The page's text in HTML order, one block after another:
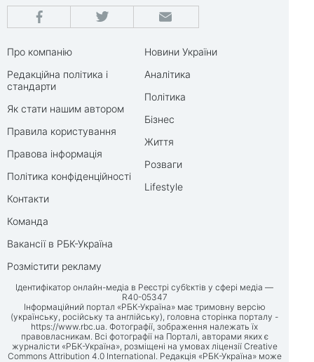
Про компанію
Редакційна політика і
стандарти
Як стати нашим автором
Правила користування
Правова інформація
Політика конфіденційності
Контакти
Команда
Вакансії в РБК-Україна
Розмістити рекламу
Новини України
Аналітика
Політика
Бізнес
Життя
Розваги
Lifestyle
Ідентифікатор онлайн-медіа в Реєстрі суб’єктів у сфері медіа —
R40-05347
Інформаційний портал «РБК-Україна» має тримовну версію
(українську, російську та англійську), головна сторінка порталу -
https://www.rbc.ua. Фотографії, зображення належать їх
правовласникам. Всі фотографії на Порталі, авторами яких є
журналісти «РБК-Україна», розміщені на умовах ліцензії Creative
Commons Attribution 4.0 International. Редакція «РБК-Україна» може